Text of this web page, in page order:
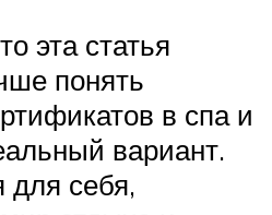
эта статья
понять
в спа и
вариант.
для себя,